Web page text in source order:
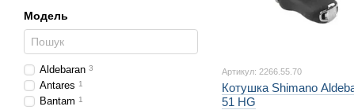
Артикул: 2266.55.70
Котушка Shimano
51 HG
Модель
Aldebaran 3
Antares 1
Bantam 1